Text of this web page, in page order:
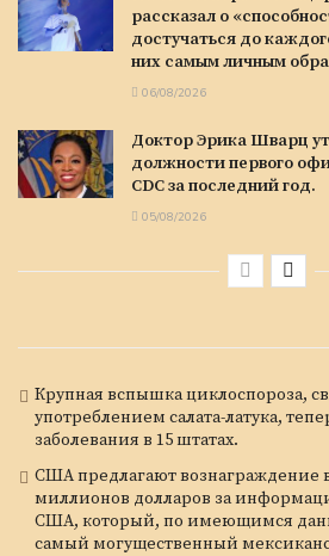
рассказал о
достучаться до
них самым личным
06/08/2026
Доктор Эрика Шварц
должности первого
CDC за последний год.
05/08/2026
Крупная вспышка циклоспороза,
употреблением салата-латука,
заболевания в 15 штатах.
США предлагают вознаграждение
миллионов долларов за
США, который, по имеющимся
самый могущественный